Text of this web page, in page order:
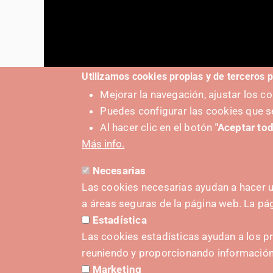
Utilizamos cookies propias y de terceros
Mejorar la navegación, ajustar los
Puedes configurar las cookies que
Al hacer clic en el botón "Aceptar
Más info.
Necesarias
Las cookies necesarias ayudan a hacer
a áreas seguras de la página web. La
Estadística
Las cookies estadísticas ayudan a los
reuniendo y proporcionando
Marketing